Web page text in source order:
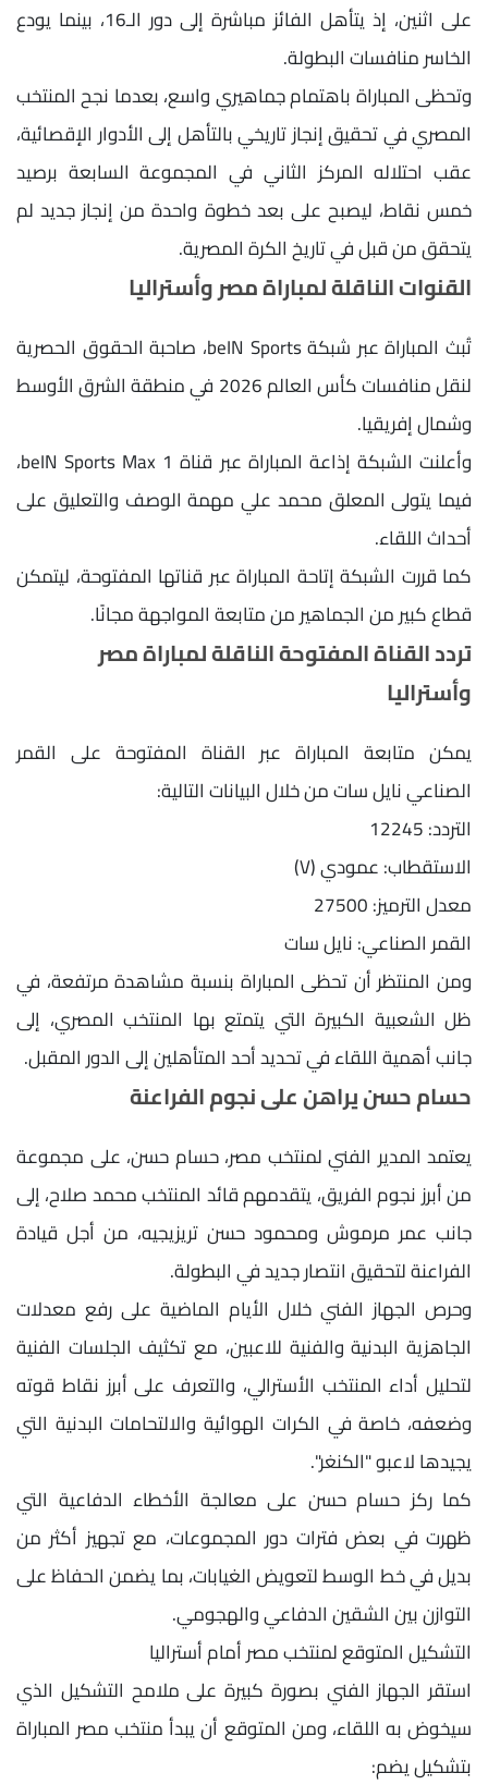
على اثنين، إذ يتأهل الفائز مباشرة إلى دور الـ16، بينما يودع
الخاسر منافسات البطولة.
وتحظى المباراة باهتمام جماهيري واسع، بعدما نجح المنتخب
المصري في تحقيق إنجاز تاريخي بالتأهل إلى الأدوار الإقصائية،
عقب احتلاله المركز الثاني في المجموعة السابعة برصيد
خمس نقاط، ليصبح على بعد خطوة واحدة من إنجاز جديد لم
يتحقق من قبل في تاريخ الكرة المصرية.
القنوات الناقلة لمباراة مصر وأستراليا
تُبث المباراة عبر شبكة beIN Sports، صاحبة الحقوق الحصرية
لنقل منافسات كأس العالم 2026 في منطقة الشرق الأوسط
وشمال إفريقيا.
وأعلنت الشبكة إذاعة المباراة عبر قناة beIN Sports Max 1،
فيما يتولى المعلق محمد علي مهمة الوصف والتعليق على
أحداث اللقاء.
كما قررت الشبكة إتاحة المباراة عبر قناتها المفتوحة، ليتمكن
قطاع كبير من الجماهير من متابعة المواجهة مجانًا.
تردد القناة المفتوحة الناقلة لمباراة مصر
وأستراليا
يمكن متابعة المباراة عبر القناة المفتوحة على القمر
الصناعي نايل سات من خلال البيانات التالية:
التردد: 12245
الاستقطاب: عمودي (V)
معدل الترميز: 27500
القمر الصناعي: نايل سات
ومن المنتظر أن تحظى المباراة بنسبة مشاهدة مرتفعة، في
ظل الشعبية الكبيرة التي يتمتع بها المنتخب المصري، إلى
جانب أهمية اللقاء في تحديد أحد المتأهلين إلى الدور المقبل.
حسام حسن يراهن على نجوم الفراعنة
يعتمد المدير الفني لمنتخب مصر، حسام حسن، على مجموعة
من أبرز نجوم الفريق، يتقدمهم قائد المنتخب محمد صلاح، إلى
جانب عمر مرموش ومحمود حسن تريزيجيه، من أجل قيادة
الفراعنة لتحقيق انتصار جديد في البطولة.
وحرص الجهاز الفني خلال الأيام الماضية على رفع معدلات
الجاهزية البدنية والفنية للاعبين، مع تكثيف الجلسات الفنية
لتحليل أداء المنتخب الأسترالي، والتعرف على أبرز نقاط قوته
وضعفه، خاصة في الكرات الهوائية والالتحامات البدنية التي
يجيدها لاعبو "الكنغر".
كما ركز حسام حسن على معالجة الأخطاء الدفاعية التي
ظهرت في بعض فترات دور المجموعات، مع تجهيز أكثر من
بديل في خط الوسط لتعويض الغيابات، بما يضمن الحفاظ على
التوازن بين الشقين الدفاعي والهجومي.
التشكيل المتوقع لمنتخب مصر أمام أستراليا
استقر الجهاز الفني بصورة كبيرة على ملامح التشكيل الذي
سيخوض به اللقاء، ومن المتوقع أن يبدأ منتخب مصر المباراة
بتشكيل يضم: